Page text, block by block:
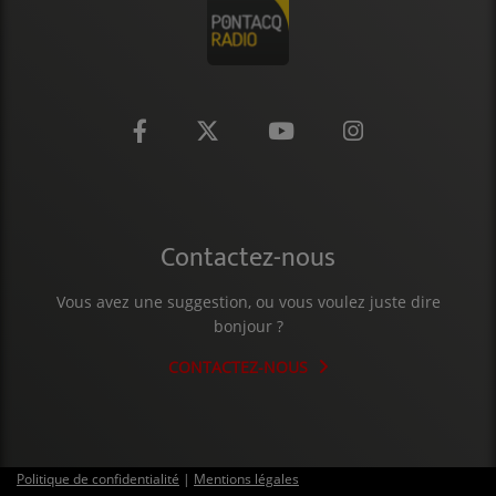
Contactez-nous
Vous avez une suggestion, ou vous voulez juste dire
bonjour ?
CONTACTEZ-NOUS
Politique de confidentialité | Mentions légales